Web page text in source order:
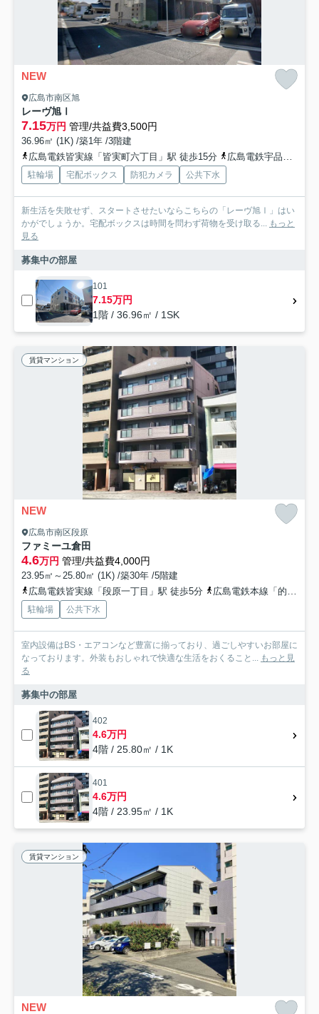
NEW
広島市南区旭
レーヴ旭Ⅰ
7.15万円 管理/共益費3,500円
36.96㎡ (1K) /築1年 /3階建
広島電鉄皆実線「皆実町六丁目」駅 徒歩15分
広島電鉄宇品線「広大附属学校前」駅 徒歩16分
駐輪場 宅配ボックス 防犯カメラ 公共下水
新生活を失敗せず、スタートさせたいならこちらの「レーヴ旭Ⅰ」はい
かがでしょうか。宅配ボックスは時間を問わず荷物を受け取る...
もっと
見る
募集中の部屋
101
7.15万円
1階 / 36.96㎡ / 1SK
賃貸マンション
NEW
広島市南区段原
ファミーユ倉田
4.6万円 管理/共益費4,000円
23.95㎡～25.80㎡ (1K) /築30年 /5階建
広島電鉄皆実線「段原一丁目」駅 徒歩5分
広島電鉄本線「的場町」駅 徒歩7分
駐輪場 公共下水
室内設備はBS・エアコンなど豊富に揃っており、過ごしやすいお部屋に
なっております。外装もおしゃれで快適な生活をおくること... もっと見
る
募集中の部屋
402
4.6万円
4階 / 25.80㎡ / 1K
401
4.6万円
4階 / 23.95㎡ / 1K
賃貸マンション
NEW